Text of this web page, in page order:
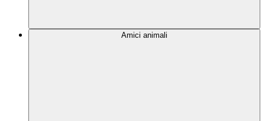
Amici animali